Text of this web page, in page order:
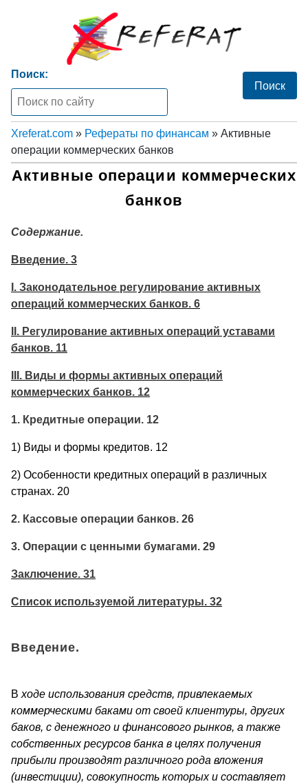
Поиск:
Xreferat.com » Рефераты по финансам » Активные
операции коммерческих банков
Активные операции коммерческих
банков
Содержание.
Введение. 3
I. Законодательное регулирование активных
операций коммерческих банков. 6
II. Регулирование активных операций уставами
банков. 11
III. Виды и формы активных операций
коммерческих банков. 12
1. Кредитные операции. 12
1) Виды и формы кредитов. 12
2) Особенности кредитных операций в различных
странах. 20
2. Кассовые операции банков. 26
3. Операции с ценными бумагами. 29
Заключение. 31
Список используемой литературы. 32
Введение.
В ходе использования средств, привлекаемых
коммерческими ба­ками от своей клиентуры, других
баков, с денежного и финансо­вого рынков, а также
собственных ресурсов банка в целях получения
прибыли производят различного рода вложения
(инвестиции), сово­купность которых и составляет